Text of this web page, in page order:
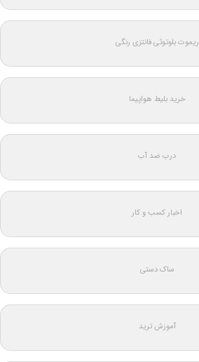
ریموت بلوتوثی فانتزی رنگی
خرید بلیط هواپیما
درب ضد آب
اخبار کسب و کار
ساک دستی
آموزش ترید